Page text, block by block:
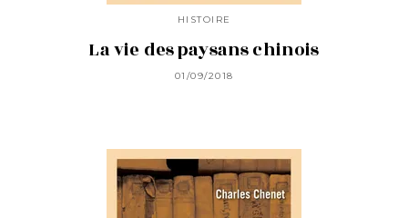
HISTOIRE
La vie des paysans chinois
01/09/2018